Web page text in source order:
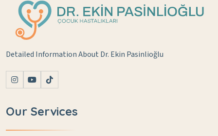
Detailed Information About Dr. Ekin Pasinlioğlu
Our Services